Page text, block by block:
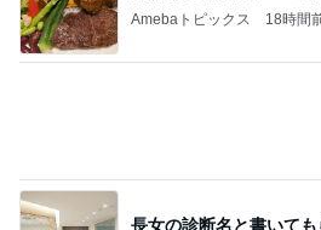
残業でタダ働きになった日の夕飯
だいた 息子がお腹にい